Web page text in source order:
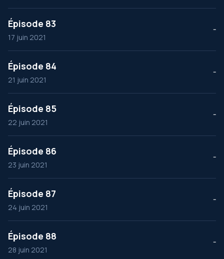
Épisode 83
17 juin 2021
--
Épisode 84
21 juin 2021
--
Épisode 85
22 juin 2021
--
Épisode 86
23 juin 2021
--
Épisode 87
24 juin 2021
--
Épisode 88
28 juin 2021
--